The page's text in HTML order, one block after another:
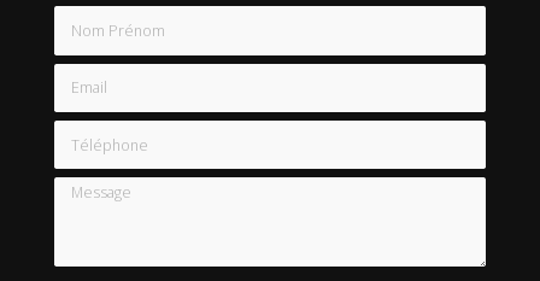
Email
Téléphone
Message